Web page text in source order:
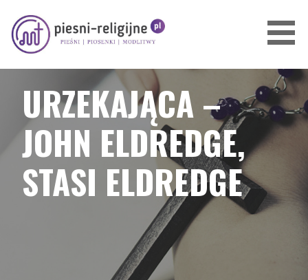
treści
PIOSENKI I PIEŚNI RELIGIJNE
URZEKAJĄCA –
JOHN ELDREDGE,
STASI ELDREDGE